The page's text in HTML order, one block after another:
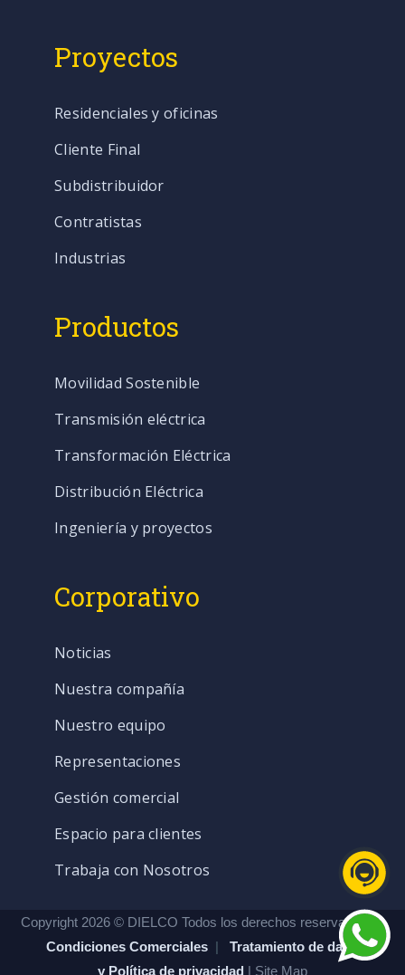
Proyectos
Residenciales y oficinas
Cliente Final
Subdistribuidor
Contratistas
Industrias
Productos
Movilidad Sostenible
Transmisión eléctrica
Transformación Eléctrica
Distribución Eléctrica
Ingeniería y proyectos
Corporativo
Noticias
Nuestra compañía
Nuestro equipo
Representaciones
Gestión comercial
Espacio para clientes
Trabaja con Nosotros
Copyright 2026 © DIELCO Todos los derechos reservados. |
Condiciones Comerciales | Tratamiento de datos
y Política de privacidad | Site Map